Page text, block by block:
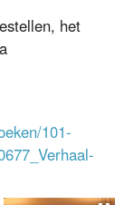
het
101-